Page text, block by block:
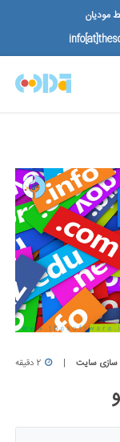
مودیان
سازی سایت 2 دقیقه